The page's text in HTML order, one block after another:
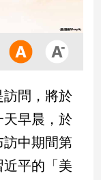
訪問，將於
天早晨，於
中期間第
平的「美